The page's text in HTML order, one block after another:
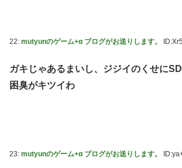
22: mutyunのゲーム+α ブログがお送りします。
ガキじゃあるまいし、ジジイのくせに
困臭がキツイわ
23: mutyunのゲーム+α ブログがお送りします。